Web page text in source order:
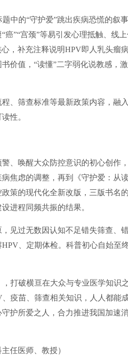
的“守护爱”跳出疾病恐慌的叙
”“宫颈”等易引发心理抵触、线
，补充注释说明HPV即人乳头瘤
价值，“读懂”二字弱化说教感，
筛查标准等最新政策内容，融
性。
唤醒大众防控意识的初心创作
焦虑的调整，再到《守护爱：从
策的现代化全新改版，三版书名
进程同频共振的结果。
过无数因认知不足错失筛查、
、定期体检。科普初心自始至
破横亘在大众与专业医学知识
疫苗、筛查相关知识，人人都能
护所爱之人，合力推进我国加速
任医师、教授）